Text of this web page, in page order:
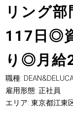
リング
117日◎
り◎月給
職種:
雇用形態: 正社員
エリア: 東京都江東